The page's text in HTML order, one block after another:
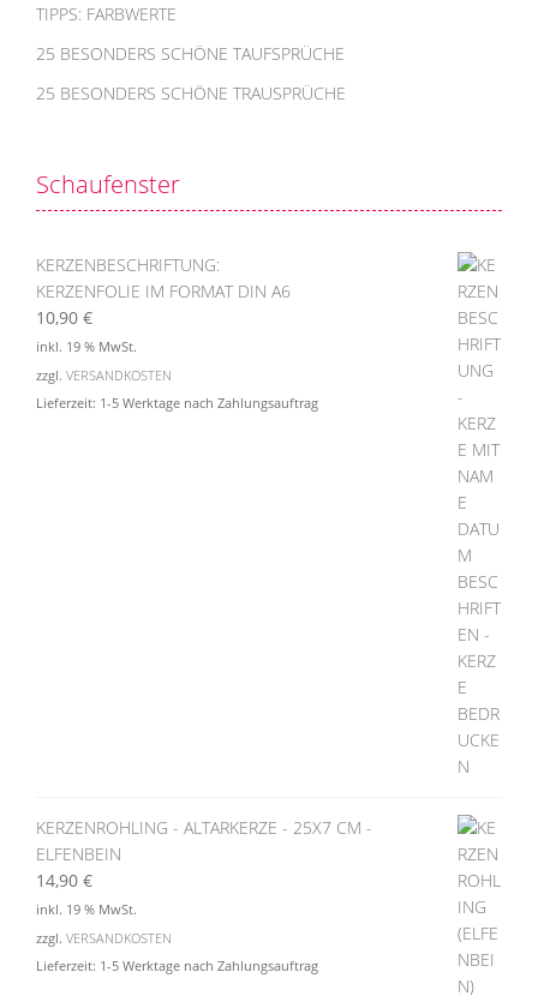
TIPPS: FARBWERTE
25 BESONDERS SCHÖNE TAUFSPRÜCHE
25 BESONDERS SCHÖNE TRAUSPRÜCHE
Schaufenster
KERZENBESCHRIFTUNG:
KERZENFOLIE IM FORMAT DIN A6
10,90 €
inkl. 19 % MwSt.
zzgl. VERSANDKOSTEN
Lieferzeit: 1-5 Werktage nach Zahlungsauftrag
KERZENROHLING - ALTARKERZE - 25X7 CM -
ELFENBEIN
14,90 €
inkl. 19 % MwSt.
zzgl. VERSANDKOSTEN
Lieferzeit: 1-5 Werktage nach Zahlungsauftrag